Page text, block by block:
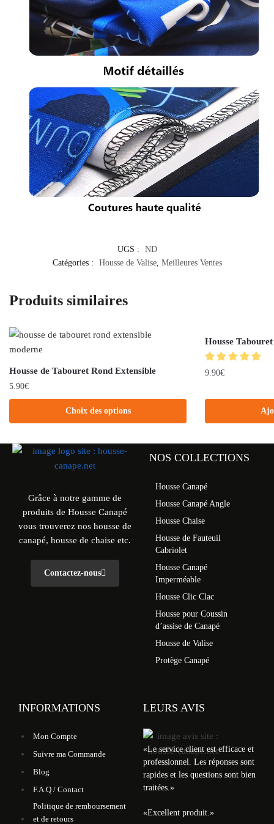
UGS :
ND
Catégories :
Housse de Valise, Meilleures Ventes
Produits similaires
Housse de Tabouret Rond Extensible
5.90€
Choix des options
Housse
9.90€
Grâce à notre gamme de
produits de Housse Canapé
vous trouverez nos housse de
canapé, housse de chaise etc.
Contactez-nous
NOS COLLECTIONS
Housse Canapé
Housse Canapé Angle
Housse Chaise
Housse de Fauteuil
Cabriolet
Housse Canapé
Imperméable
Housse Clic Clac
Housse pour Coussin
d’assise de Canapé
Housse de Valise
Protège Canapé
INFORMATIONS
Mon Compte
Suivre ma Commande
Blog
F.A.Q / Contact
Politique de remboursement
et de retours
LEURS AVIS
«Le service client est efficace et
professionnel. Les réponses sont
rapides et les questions sont bien
traitées.»
«Excellent produit. »